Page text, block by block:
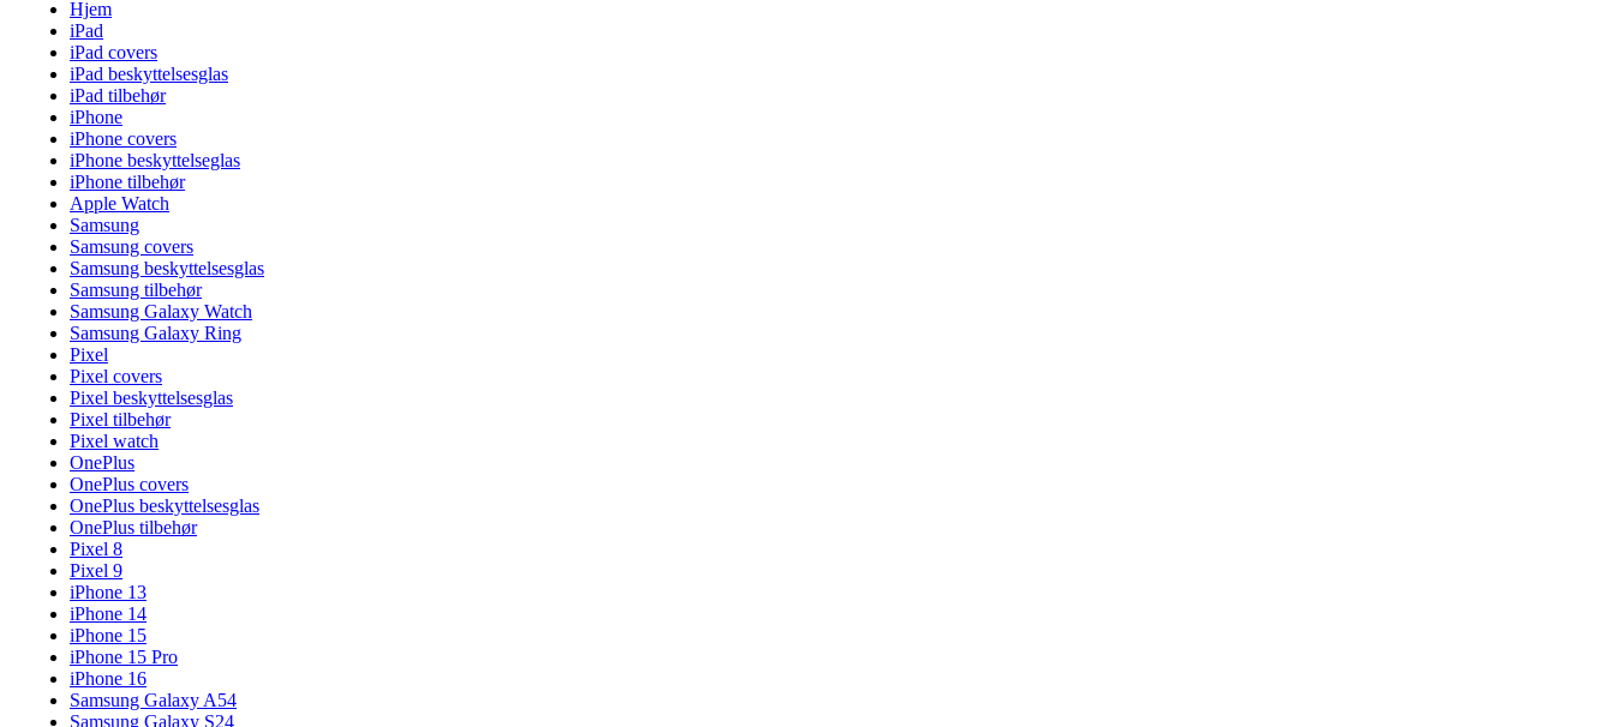
Hjem
iPad
iPad covers
iPad beskyttelsesglas
iPad tilbehør
iPhone
iPhone covers
iPhone beskyttelseglas
iPhone tilbehør
Apple Watch
Samsung
Samsung covers
Samsung beskyttelsesglas
Samsung tilbehør
Samsung Galaxy Watch
Samsung Galaxy Ring
Pixel
Pixel covers
Pixel beskyttelsesglas
Pixel tilbehør
Pixel watch
OnePlus
OnePlus covers
OnePlus beskyttelsesglas
OnePlus tilbehør
Pixel 8
Pixel 9
iPhone 13
iPhone 14
iPhone 15
iPhone 15 Pro
iPhone 16
Samsung Galaxy A54
Samsung Galaxy S24